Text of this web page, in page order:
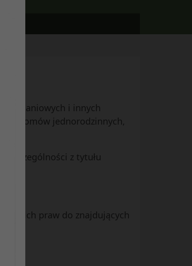
i innych
lub domów jednorodzinnych,
szczególności z tytułu
praw do znajdujących